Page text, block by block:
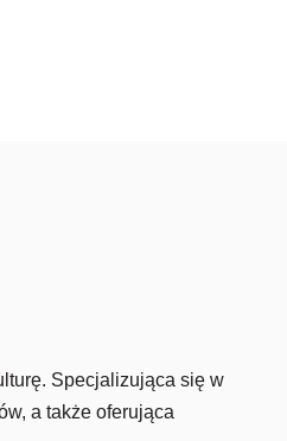
Specjalizująca się w
a także oferująca